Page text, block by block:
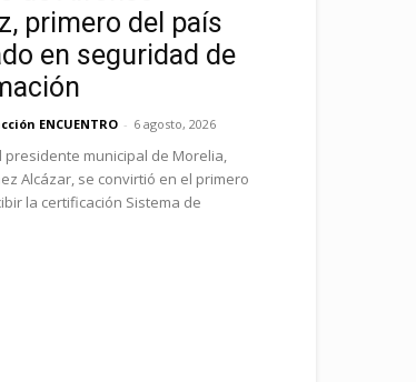
primero del país
en seguridad de
ENCUENTRO - 6 agosto, 2026
presidente municipal de Morelia,
Alcázar, se convirtió en el primero
la certificación Sistema de